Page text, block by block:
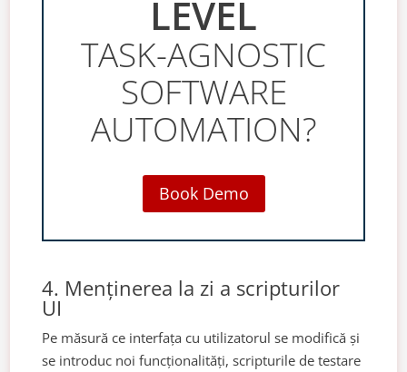
LEVEL
TASK-AGNOSTIC
SOFTWARE
AUTOMATION?
Book Demo
4. Menținerea la zi a scripturilor
UI
Pe măsură ce interfața cu utilizatorul se modifică și
se introduc noi funcționalități, scripturile de testare